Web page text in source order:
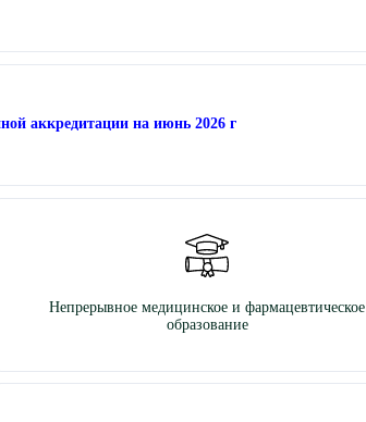
аккредитации на июнь 2026 г
Непрерывное медицинское и фармацевтическое
образование